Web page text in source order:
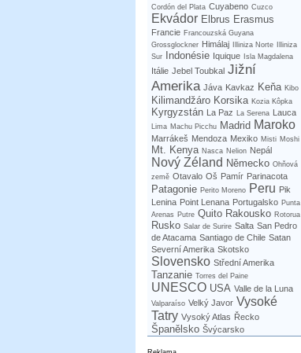
Cordón del Plata Cuyabeno Cuzco
Ekvádor Elbrus Erasmus
Francie Francouzská Guyana
Grossglockner Himálaj Illiniza Norte
Illiniza
Sur
Indonésie Iquique Isla Magdalena
Itálie Jebel Toubkal Jižní
Amerika Jáva Kavkaz Keňa Kibo
Kilimandžáro Korsika Kozia Kôpka
Kyrgyzstán La Paz La Serena Lauca
Lima Machu Picchu Madrid Maroko
Marrákeš Mendoza Mexiko Misti Moshi
Mt. Kenya Nasca Nelion Nepál
Nový Zéland Německo Ohňová
země Otavalo Oš Pamír Parinacota
Patagonie Perito Moreno Peru Pik
Lenina Point Lenana Portugalsko Punta
Arenas Putre Quito Rakousko Rotorua
Rusko Salar de Surire Salta San Pedro
de Atacama Santiago de Chile Satan
Severní Amerika Skotsko
Slovensko Střední Amerika
Tanzanie Torres del Paine
UNESCO USA Valle de la Luna
Valparaíso Velký Javor Vysoké
Tatry Vysoký Atlas Řecko
Španělsko Švýcarsko